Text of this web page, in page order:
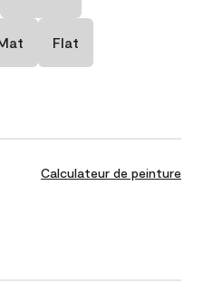
Flat
Calculateur de peinture